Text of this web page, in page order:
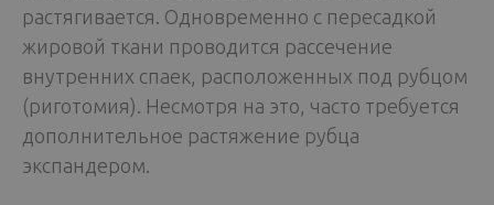
растягивается. Одновременно с пересадкой
жировой ткани проводится рассечение
внутренних спаек, расположенных под рубцом
(риготомия). Несмотря на это, часто требуется
дополнительное растяжение рубца
экспандером.